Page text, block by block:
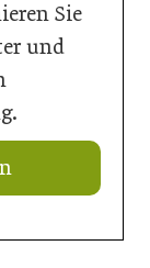
Sie
und